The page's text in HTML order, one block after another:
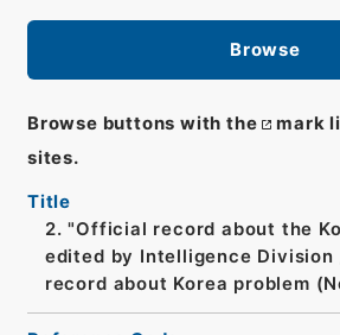
Browse
Browse buttons with the
mark
sites.
Title
2. "Official record about the
edited by Intelligence
record about Korea problem